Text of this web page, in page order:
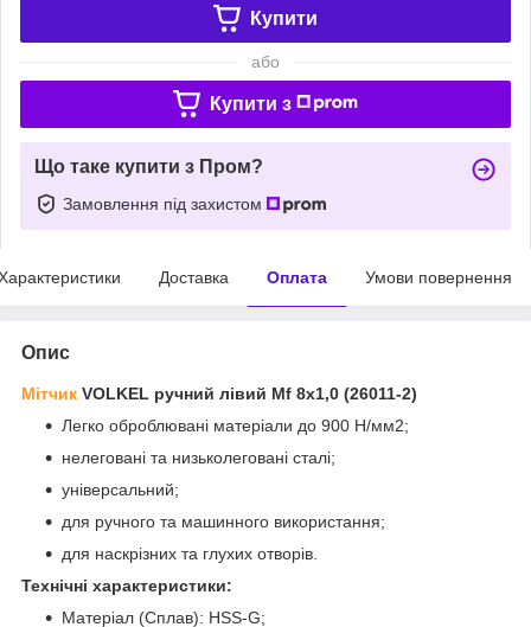
Купити
або
Купити з
Що таке купити з Пром?
Замовлення під захистом
Доставка Оплата Умови повернення
Опис
Мітчик VOLKEL ручний лівий Мf 8х1,0 (26011-2)
Легко оброблювані матеріали до 900 Н/мм2;
нелеговані та низьколеговані сталі;
універсальний;
для ручного та машинного використання;
для наскрізних та глухих отворів.
Технічні характеристики:
Матеріал (Сплав): HSS-G;